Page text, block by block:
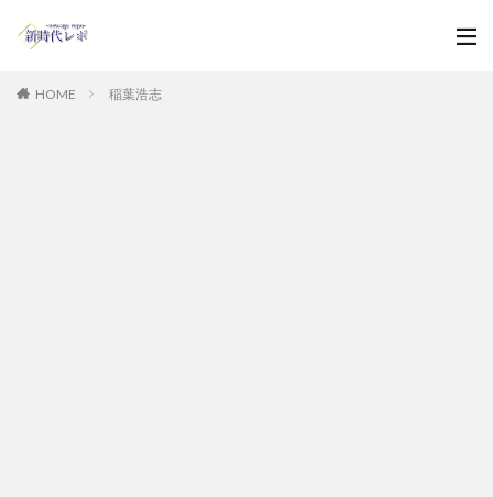
HOME 稲葉浩志